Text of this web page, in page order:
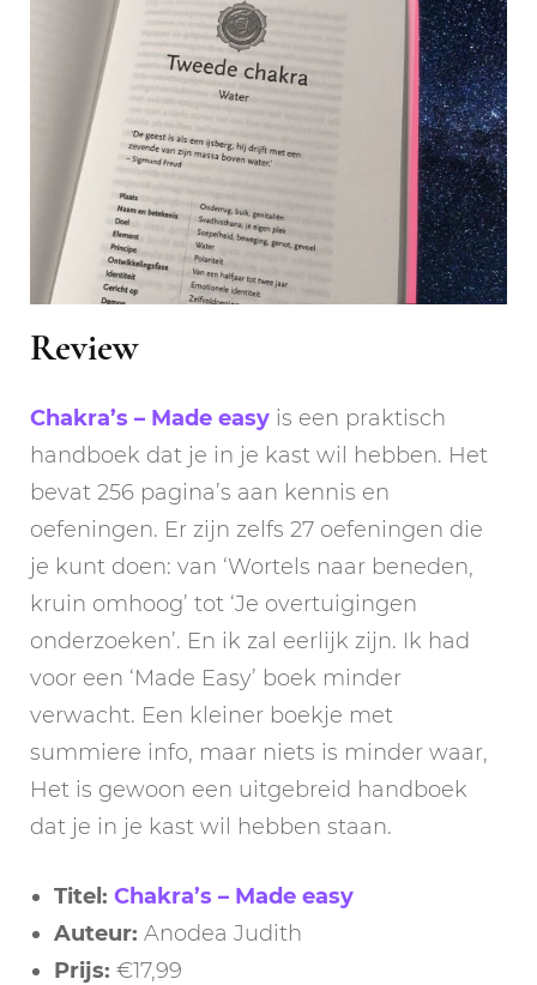
Review
Chakra’s – Made easy is een praktisch
handboek dat je in je kast wil hebben. Het
bevat 256 pagina’s aan kennis en
oefeningen. Er zijn zelfs 27 oefeningen die
je kunt doen: van ‘Wortels naar beneden,
kruin omhoog’ tot ‘Je overtuigingen
onderzoeken’. En ik zal eerlijk zijn. Ik had
voor een ‘Made Easy’ boek minder
verwacht. Een kleiner boekje met
summiere info, maar niets is minder waar,
Het is gewoon een uitgebreid handboek
dat je in je kast wil hebben staan.
Titel: Chakra’s – Made easy
Auteur: Anodea Judith
Prijs: €17,99